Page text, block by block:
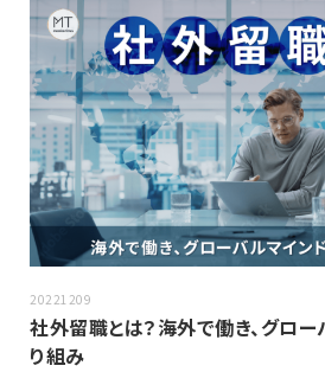
20221209
社外留職とは？海外で働き、グロ
り組み